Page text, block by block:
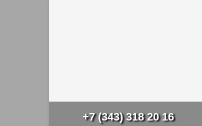
+7 (343) 318 20 16